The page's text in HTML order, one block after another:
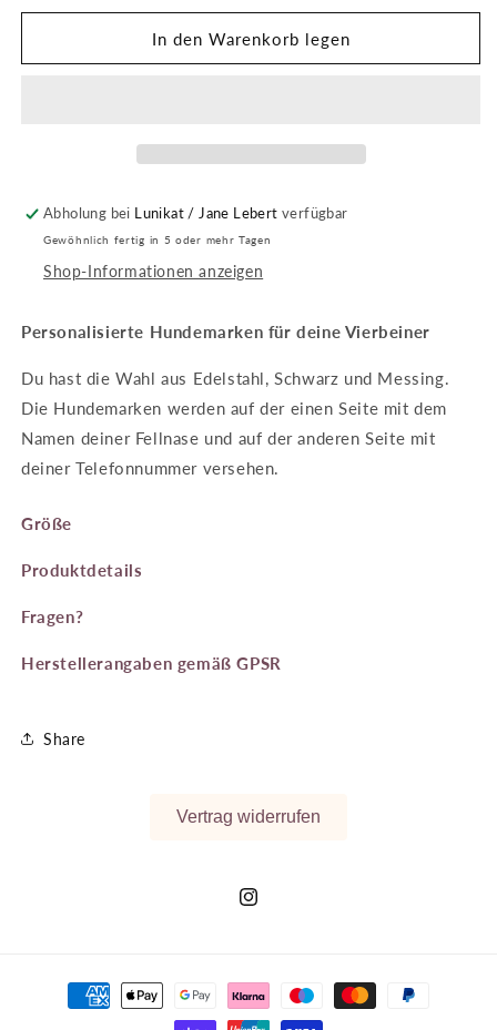
In den Warenkorb legen
Abholung bei Lunikat / Jane Lebert verfügbar
Gewöhnlich fertig in 5 oder mehr Tagen
Shop-Informationen anzeigen
Personalisierte Hundemarken für deine Vierbeiner
Du hast die Wahl aus Edelstahl, Schwarz und Messing.
Die Hundemarken werden auf der einen Seite mit dem
Namen deiner Fellnase und auf der anderen Seite mit
deiner Telefonnummer versehen.
Größe
Produktdetails
Fragen?
Herstellerangaben gemäß GPSR
Share
Vertrag widerrufen
Instagram
Zahlungsmethoden